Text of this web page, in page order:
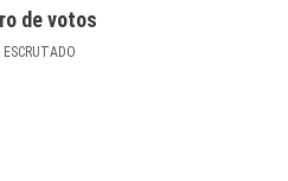
de votos
ESCRUTADO